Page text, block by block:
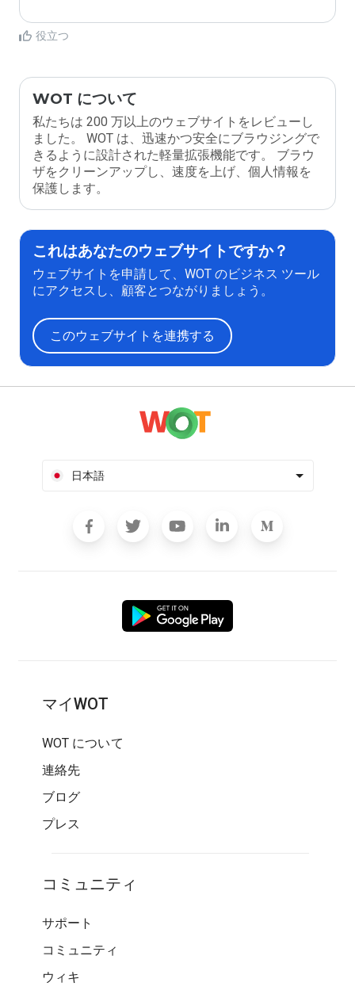
役立つ
WOT について
私たちは 200 万以上のウェブサイトをレビューし
ました。 WOT は、迅速かつ安全にブラウジングで
きるように設計された軽量拡張機能です。 ブラウ
ザをクリーンアップし、速度を上げ、個人情報を
保護します。
これはあなたのウェブサイトですか？
ウェブサイトを申請して、WOT のビジネス ツール
にアクセスし、顧客とつながりましょう。
このウェブサイトを連携する
日本語
マイWOT
WOT について
連絡先
ブログ
プレス
コミュニティ
サポート
コミュニティ
ウィキ